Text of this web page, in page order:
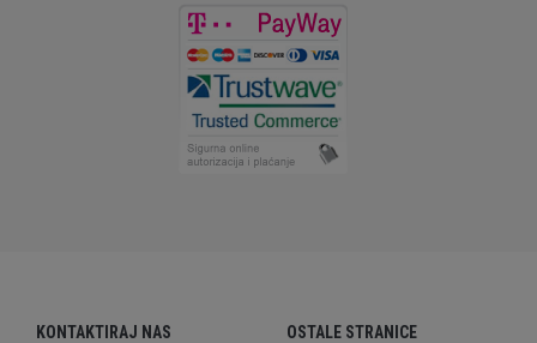
KONTAKTIRAJ NAS OSTALE STRANICE